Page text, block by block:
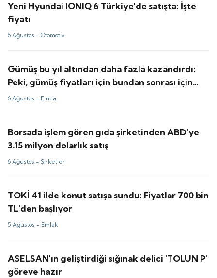
Yeni Hyundai IONIQ 6 Türkiye'de satışta: İşte
fiyatı
6 Ağustos -Otomotiv
Gümüş bu yıl altından daha fazla kazandırdı:
Peki, gümüş fiyatları için bundan sonrası için
tahminler ne?
6 Ağustos - Emtia
Borsada işlem gören gıda şirketinden ABD'ye
3.15 milyon dolarlık satış
6 Ağustos -Şirketler
TOKİ 41 ilde konut satışa sundu: Fiyatlar 700 bin
TL'den başlıyor
5 Ağustos - Emlak
ASELSAN'ın geliştirdiği sığınak delici 'TOLUN P'
göreve hazır